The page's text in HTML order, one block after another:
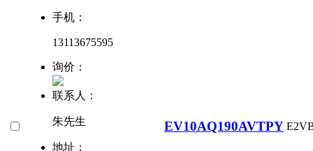
手机：
13113675595
询价：
联系人：
朱先生
地址：
EV10AQ190AVTPY E2V